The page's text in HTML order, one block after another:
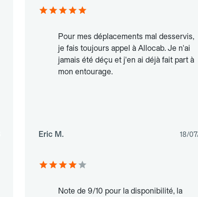
Pour mes déplacements mal desservis,
je fais toujours appel à Allocab. Je n'ai
jamais été déçu et j'en ai déjà fait part à
mon entourage.
Eric M. 18/
Note de 9/10 pour la disponibilité, la